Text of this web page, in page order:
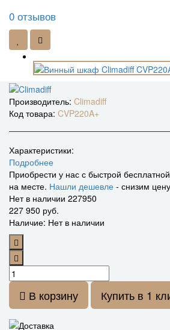
0 отзывов
Производитель: Climadiff
Код товара: CVP220A+
Характеристики:
Подробнее
Приобрести у нас с быстрой
на месте. Нашли дешевле - снизим
Нет в наличии 227950
227 950 руб.
Наличие: Нет в наличии
В корзину Купить в 1